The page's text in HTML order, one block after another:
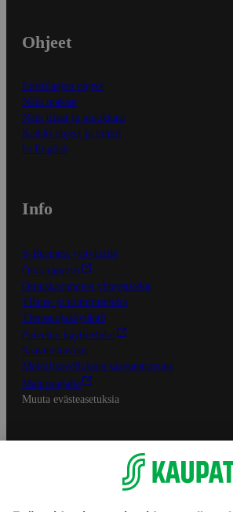
Ohjeet
Ensitilaajan ohjeet
Näin maksat
Näin tilaat ja muokkaat
Kaikki ohjeet ja vinkit
In English
Info
S-Business yrityksille
Oiva-raportit
Osuuskauppojen yhteystiedot
Tilaus- ja toimitusehdot
Tietosuojakäytäntö
Palvelun käyttöehdot
Saavutettavuus
Mobiilisovelluksen saavutettavuus
Mainostajalle
Muuta evästeasetuksia
S-ryhmän palvelut